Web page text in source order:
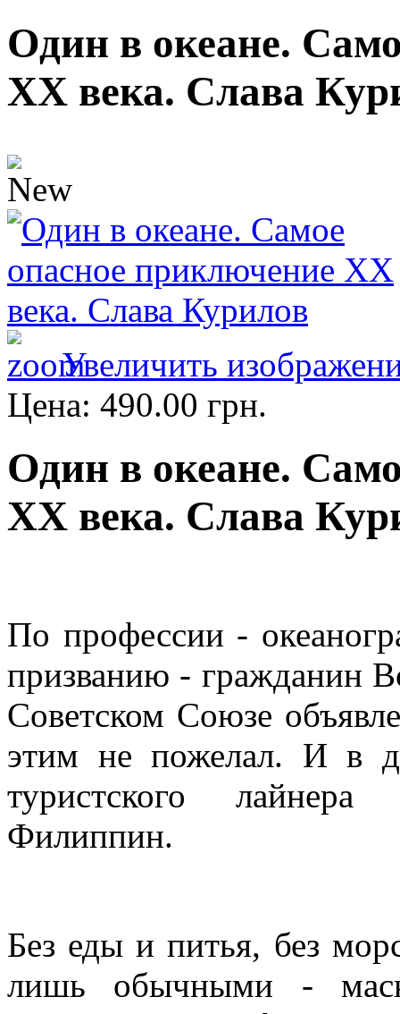
Один в океане.
ХХ века. Слава
Увеличить
Цена: 490.00 грн.
Один в океане.
ХХ века. Слава
По профессии -
призванию - гражданин
Советском Союзе
этим не пожелал. И в
туристского
Филиппин.
Без еды и питья, без
лишь обычными -